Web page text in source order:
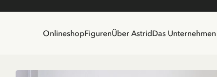
OnlineshopFigurenÜber AstridDas Unternehmen